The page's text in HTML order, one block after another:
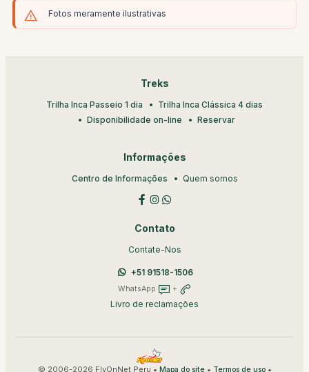
Fotos meramente ilustrativas
Treks
Trilha Inca Passeio 1 dia
Trilha Inca Clássica 4 dias
Disponibilidade on-line
Reservar
Informações
Centro de Informações Quem somos
Contato
Contate-Nos
+51 91518-1506
WhatsApp +
Livro de reclamações
© 2006-2026 FlyOnNet Peru • Mapa do site• Termos de uso•